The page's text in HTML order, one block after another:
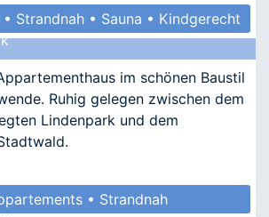
Strandnah • Sauna • Kindgerecht
im schönen Baustil
Ruhig gelegen zwischen dem
Lindenpark und dem
• Strandnah